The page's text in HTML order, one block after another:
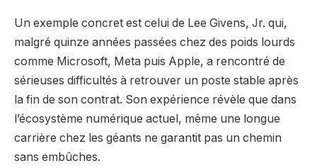
Un exemple concret est celui de Lee Givens, Jr. qui,
malgré quinze années passées chez des poids lourds
comme Microsoft, Meta puis Apple, a rencontré de
sérieuses difficultés à retrouver un poste stable après
la fin de son contrat. Son expérience révèle que dans
l’écosystème numérique actuel, même une longue
carrière chez les géants ne garantit pas un chemin
sans embûches.